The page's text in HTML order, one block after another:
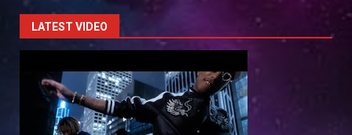
LATEST VIDEO